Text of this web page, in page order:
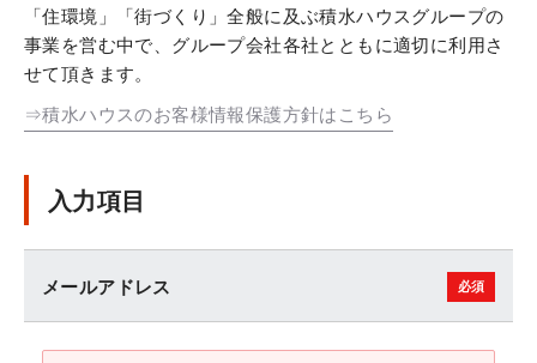
「住環境」「街づくり」全般に及ぶ積水ハウスグループの
事業を営む中で、グループ会社各社とともに適切に利用さ
せて頂きます。
⇒積水ハウスのお客様情報保護方針はこちら
入力項目
メールアドレス